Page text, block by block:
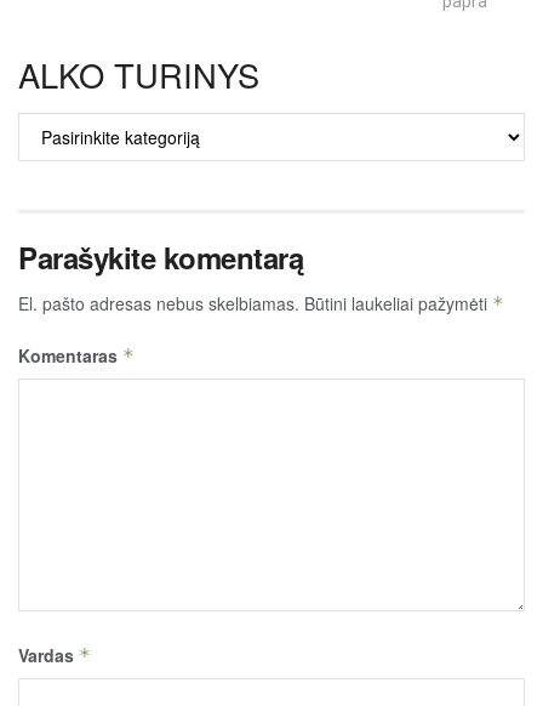
ALKO TURINYS
ALKO
TURINYS
Parašykite komentarą
El. pašto adresas nebus skelbiamas. Būtini laukeliai pažymėti *
Komentaras *
Vardas *